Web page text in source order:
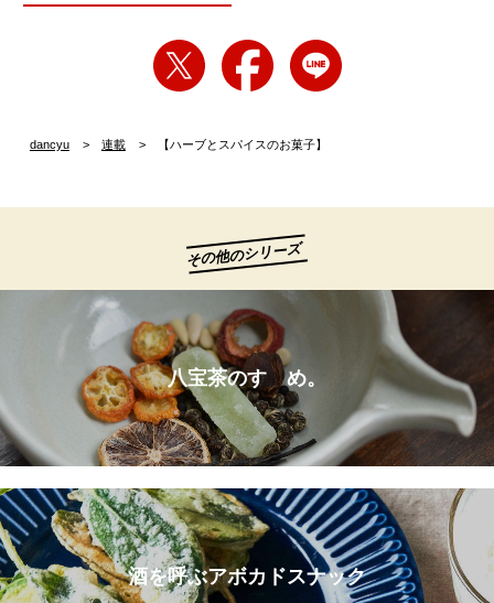
dancyu 連載 【ハーブとスパイスのお菓子】
その他のシリーズ
八宝茶のすゝめ。
酒を呼ぶアボカドスナック